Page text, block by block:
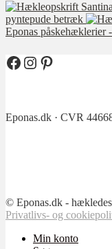
pyntepude betræk
Eponas påskehæklerier
Facebook
Instagram
Pinterest
Eponas.dk · CVR
© Eponas.dk -
Privatlivs- og
Min konto